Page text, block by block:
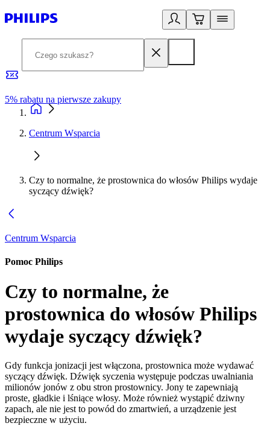
5% rabatu na pierwsze zakupy
Centrum Wsparcia
Czy to normalne, że prostownica do włosów Philips wydaje
syczący dźwięk?
Centrum Wsparcia
Pomoc Philips
Czy to normalne, że
prostownica do włosów Philips
wydaje syczący dźwięk?
Gdy funkcja jonizacji jest włączona, prostownica może wydawać
syczący dźwięk. Dźwięk syczenia występuje podczas uwalniania
milionów jonów z obu stron prostownicy. Jony te zapewniają
proste, gładkie i lśniące włosy. Może również wystąpić dziwny
zapach, ale nie jest to powód do zmartwień, a urządzenie jest
bezpieczne w użyciu.